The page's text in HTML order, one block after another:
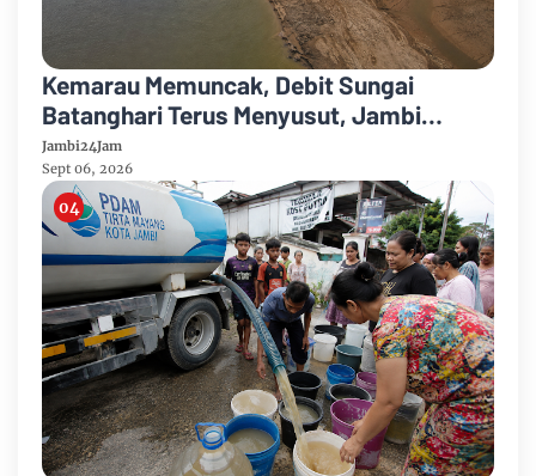
Kemarau Memuncak, Debit Sungai
Batanghari Terus Menyusut, Jambi
Hadapi Ancaman Krisis Air Bersih dan
Karhutla
Jambi24Jam
Sept 06, 2026